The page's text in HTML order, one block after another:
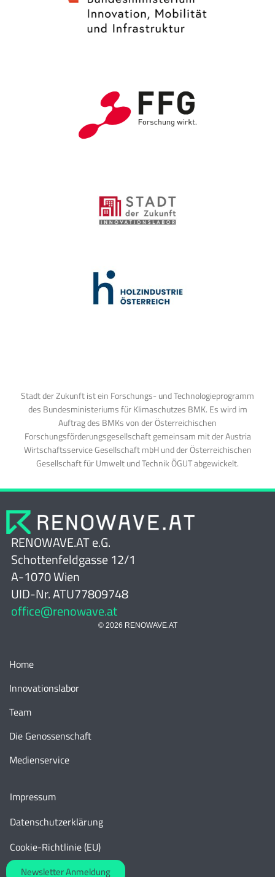
Stadt der Zukunft ist ein Forschungs- und Technologieprogramm
des Bundesministeriums für Klimaschutzes BMK. Es wird im
Auftrag des BMKs von der Österreichischen
Forschungsförderungsgesellschaft gemeinsam mit der Austria
Wirtschaftsservice Gesellschaft mbH und der Österreichischen
Gesellschaft für Umwelt und Technik ÖGUT abgewickelt.
RENOWAVE.AT e.G.
Schottenfeldgasse 12/1
A-1070 Wien
UID-Nr. ATU77809748
office@renowave.at
© 2026 RENOWAVE.AT
Home
Innovationslabor
Team
Die Genossenschaft
Medienservice
Impressum
Datenschutzerklärung
Cookie-Richtlinie (EU)
Newsletter Anmeldung